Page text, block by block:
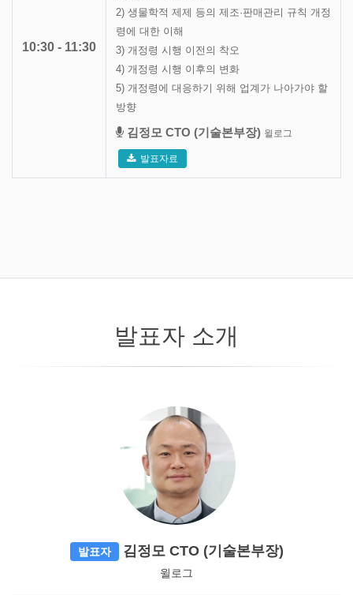
10:30 - 11:30
2) 생물학적 제제 등의 제조·판매관리 규칙 개정
령에 대한 이해
3) 개정령 시행 이전의 착오
4) 개정령 시행 이후의 변화
5) 개정령에 대응하기 위해 업계가 나아가야 할
방향
김정모 CTO (기술본부장) 윌로그
발표자료
발표자 소개
발표자 김정모 CTO (기술본부장)
윌로그